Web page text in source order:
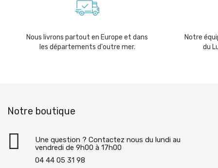
Nous livrons partout en Europe et dans
les départements d'outre mer.
Notre
du
Notre boutique
Une question ? Contactez nous du lundi au
vendredi de 9h00 à 17h00
04 44 05 31 98